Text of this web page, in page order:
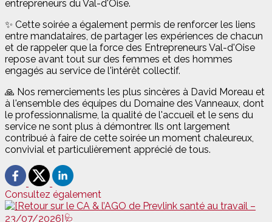
entrepreneurs du Val-d'Oise.
✨ Cette soirée a également permis de renforcer les liens
entre mandataires, de partager les expériences de chacun
et de rappeler que la force des Entrepreneurs Val-d'Oise
repose avant tout sur des femmes et des hommes
engagés au service de l'intérêt collectif.
🙏 Nos remerciements les plus sincères à David Moreau et
à l'ensemble des équipes du Domaine des Vanneaux, dont
le professionnalisme, la qualité de l'accueil et le sens du
service ne sont plus à démontrer. Ils ont largement
contribué à faire de cette soirée un moment chaleureux,
convivial et particulièrement apprécié de tous.
Consultez également